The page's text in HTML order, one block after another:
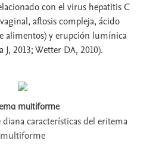
con el virus hepatitis C
aftosis compleja, ácido
alimentos) y erupción lumínica
2013; Wetter DA, 2010).
multiforme
características del eritema
multiforme